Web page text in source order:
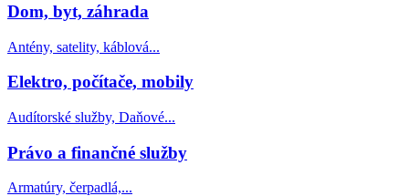
Dom, byt, záhrada
Antény, satelity, káblová...
Elektro, počítače, mobily
Audítorské služby, Daňové...
Právo a finančné služby
Armatúry, čerpadlá,...